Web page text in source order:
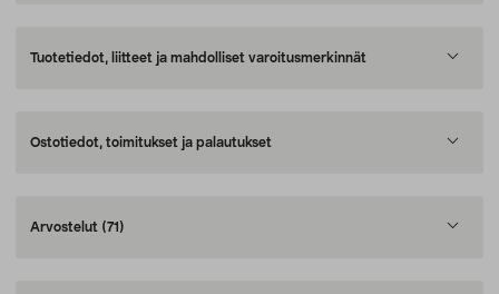
Tuotetiedot, liitteet ja mahdolliset varoitusmerkinnät
Ostotiedot, toimitukset ja palautukset
Arvostelut (71)